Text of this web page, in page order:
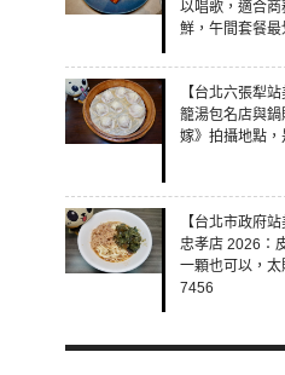
以唱歌，適合
鮮，午間套餐
【台北六張犁
籠湯包名店與
嫁》拍攝地點
【台北市政府
忠孝店 2026：
一顆也可以，
7456